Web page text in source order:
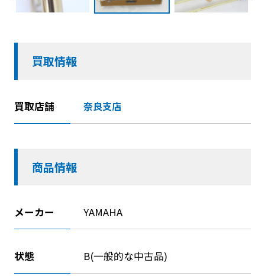
買取情報
買取店舗 奈良支店
商品情報
メーカー YAMAHA
状態 B(一般的な中古品)